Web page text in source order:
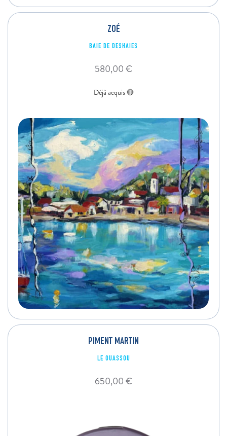
ZOÉ
BAIE DE DESHAIES
580,00€
PIMENT MARTIN
LE OUASSOU
650,00€